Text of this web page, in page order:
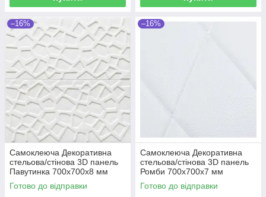
–16%
Самоклеюча Декоративна
стельова/стінова 3D панель
Павутинка 700x700x8 мм
Готово до відправки
–16%
Самоклеюча Декоративна
стельова/стінова 3D панель
Ромби 700x700x7 мм
Готово до відправки